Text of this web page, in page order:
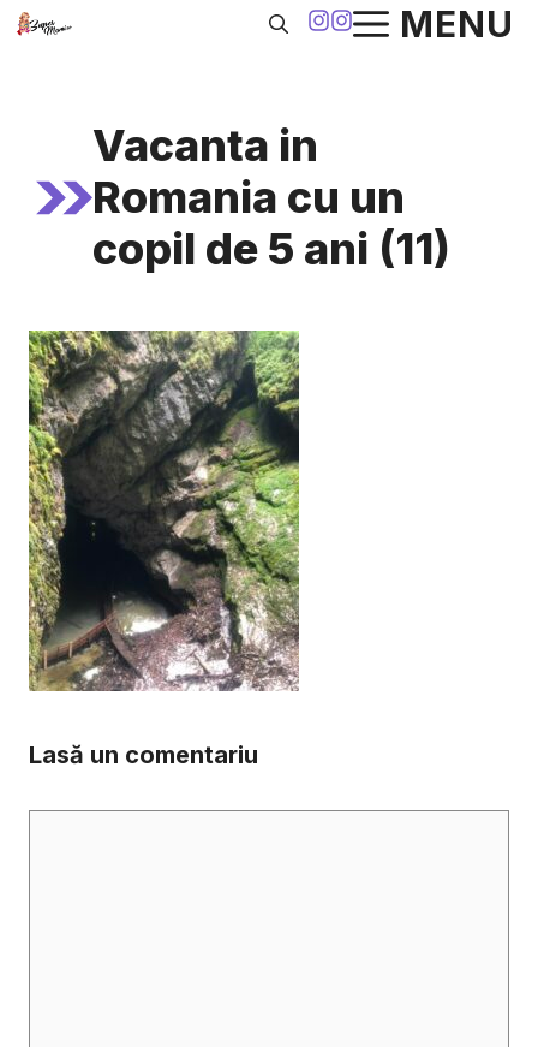
Sari
MENU
Vacanta in
Romania cu un
copil de 5 ani (11)
Lasă un comentariu